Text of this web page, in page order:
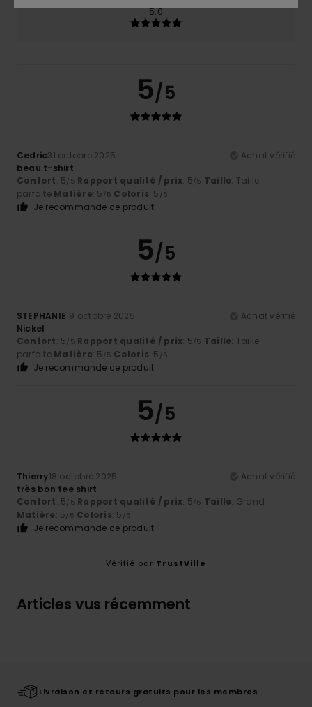
5.0
5/5
Cedric31 octobre 2025
Achat vérifié
beau t-shirt
Confort: 5/5 Rapport qualité / prix: 5/5 Taille: Taille
parfaite Matière: 5 /5 Coloris: 5 /5
Je recommande ce produit
5/5
STEPHANIE19 octobre 2025
Achat vérifié
Nickel
Confort: 5/5 Rapport qualité / prix: 5/5 Taille: Taille
parfaite Matière: 5 /5 Coloris: 5 /5
Je recommande ce produit
5/5
Thierry18 octobre 2025
Achat vérifié
très bon tee shirt
Confort: 5/5 Rapport qualité / prix: 5/5 Taille: Grand
Matière: 5/5 Coloris: 5 /5
Je recommande ce produit
Vérifié par TrustVille
Articles vus récemment
Livraison et retours gratuits pour les membres